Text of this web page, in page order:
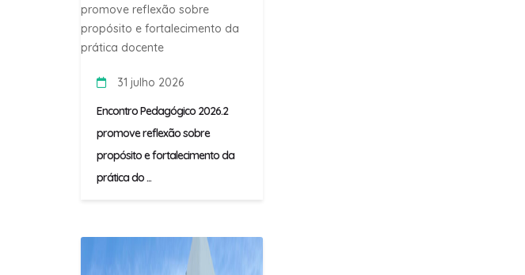
31 julho 2026
Encontro Pedagógico 2026.2
promove reflexão sobre
propósito e fortalecimento da
prática do ...